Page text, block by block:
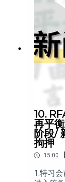
片、军
10.
再平
阶段/
拘押
15:00
1.特习